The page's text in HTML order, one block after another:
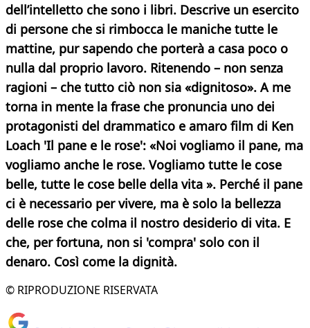
dell’intelletto che sono i libri. Descrive un esercito
di persone che si rimbocca le maniche tutte le
mattine, pur sapendo che porterà a casa poco o
nulla dal proprio lavoro. Ritenendo – non senza
ragioni – che tutto ciò non sia «dignitoso». A me
torna in mente la frase che pronuncia uno dei
protagonisti del drammatico e amaro film di Ken
Loach 'Il pane e le rose': «Noi vogliamo il pane, ma
vogliamo anche le rose. Vogliamo tutte le cose
belle, tutte le cose belle della vita ». Perché il pane
ci è necessario per vivere, ma è solo la bellezza
delle rose che colma il nostro desiderio di vita. E
che, per fortuna, non si 'compra' solo con il
denaro. Così come la dignità.
© RIPRODUZIONE RISERVATA